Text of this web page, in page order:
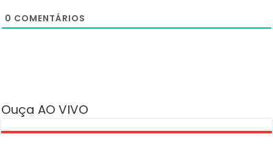
0 COMENTÁRIOS
Ouça AO VIVO